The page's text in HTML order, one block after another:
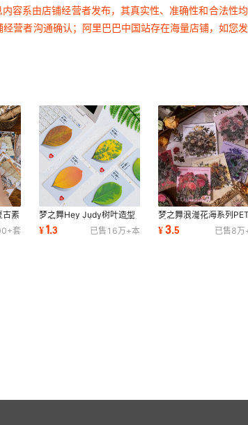
容系由店铺经营者发布，其真实性、准确性和合法性
营者沟通确认；阿里巴巴中国站存在海量店铺，如您
古素
签
套
梦之舞Hey Judy树叶造型
便利贴N次贴留言记事手帐
便签纸 5款选
¥1.3 已售 16万+本
梦之舞浪漫花海系列
纸包清新手帐贴日记
形贴画 40张6款
¥3.5 已售8万